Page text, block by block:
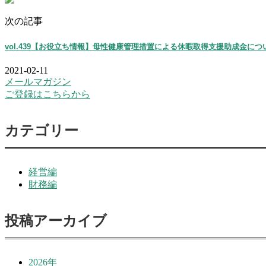
次の記事
vol.439【お役立ち情報】母性健康管理措置による休暇取得支援助成金につ
2021-02-11
メールマガジン
ご登録はこちらから
カテゴリー
経営編
財務編
投稿アーカイブ
2026年